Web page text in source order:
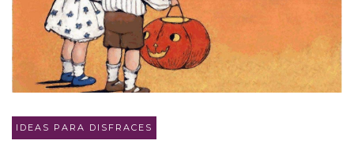
IDEAS PARA DISFRACES